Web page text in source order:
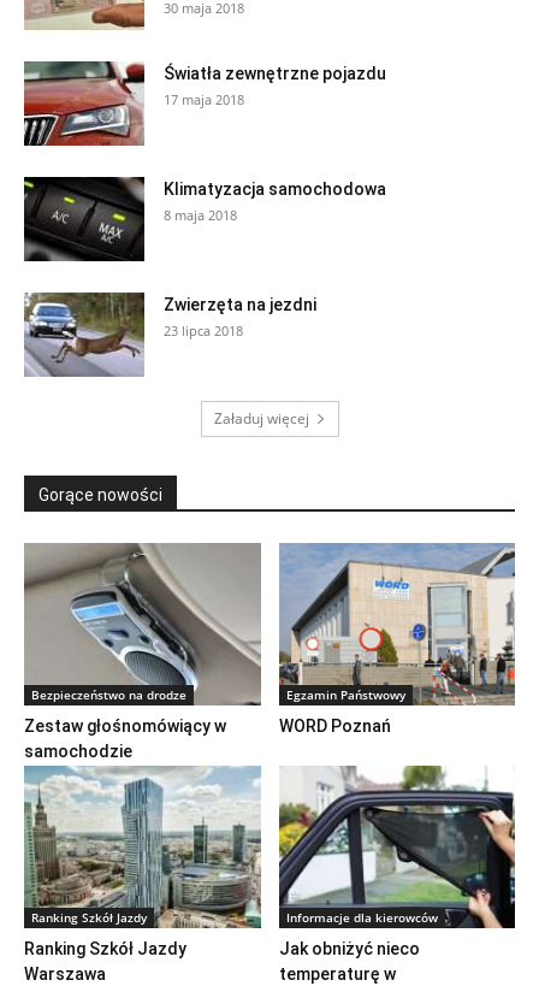
30 maja 2018
Światła zewnętrzne pojazdu
17 maja 2018
Klimatyzacja samochodowa
8 maja 2018
Zwierzęta na jezdni
23 lipca 2018
Załaduj więcej
Gorące nowości
Bezpieczeństwo na drodze
Zestaw głośnomówiący w
samochodzie
Egzamin Państwowy
WORD Poznań
Ranking Szkół Jazdy
Ranking Szkół Jazdy
Warszawa
Informacje dla kierowców
Jak obniżyć nieco
temperaturę w